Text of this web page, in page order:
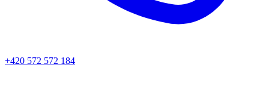
+420 572 572 184